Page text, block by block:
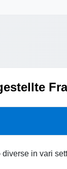
in vari